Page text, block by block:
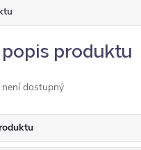
produktu
dostupný